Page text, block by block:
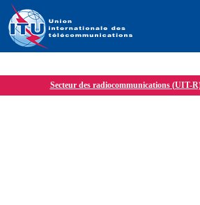
Secteur des radiocommunications (UIT-